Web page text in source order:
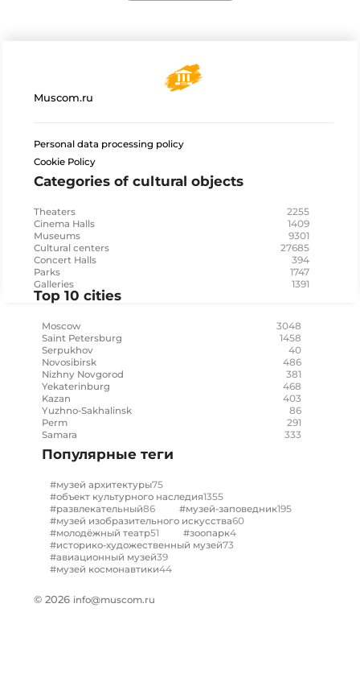
Muscom.ru
Personal data processing policy
Cookie Policy
Categories of cultural objects
Theaters 2255
Cinema Halls 1409
Museums 9301
Cultural centers 27685
Concert Halls 394
Parks 1747
Galleries 1391
Top 10 cities
Moscow 3048
Saint Petersburg 1458
Serpukhov 40
Novosibirsk 486
Nizhny Novgorod 381
Yekaterinburg 468
Kazan 403
Yuzhno-Sakhalinsk 86
Perm 291
Samara 333
Популярные теги
#музей архитектуры75
#объект культурного наследия1355
#развлекательный86 #музей-заповедник195
#музей изобразительного искусства60
#молодёжный театр51 #зоопарк4
#историко-художественный музей73
#авиационный музей39
#музей космонавтики44
© 2026 info@muscom.ru